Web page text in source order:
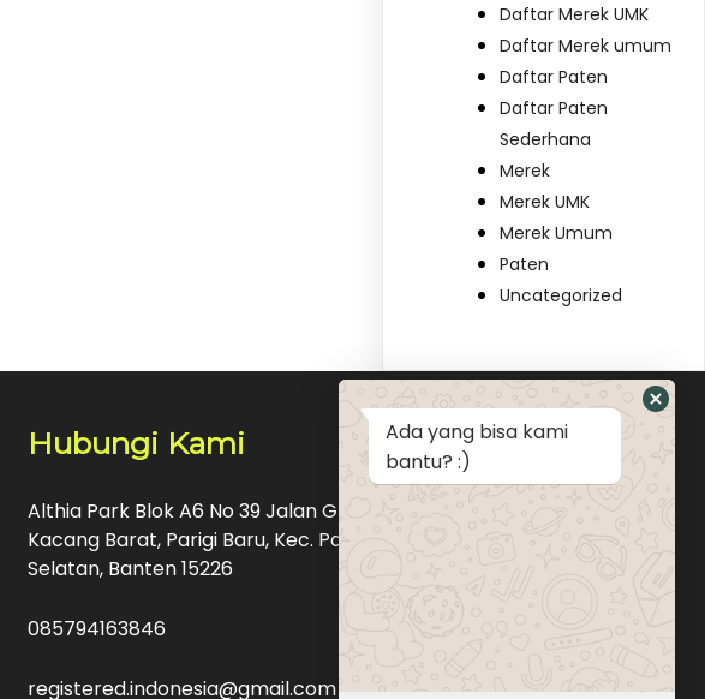
Daftar Merek UMK
Daftar Merek umum
Daftar Paten
Daftar Paten
Sederhana
Merek
Merek UMK
Merek Umum
Paten
Uncategorized
Hubungi Kami
Althia Park Blok A6 No 39 Jalan Graha Raya Bintaro Pondok
Kacang Barat, Parigi Baru, Kec. Pd. Aren, Kota Tangerang
Selatan, Banten 15226
085794163846
registered.indonesia@gmail.com
Ada yang bisa kami
bantu? :)